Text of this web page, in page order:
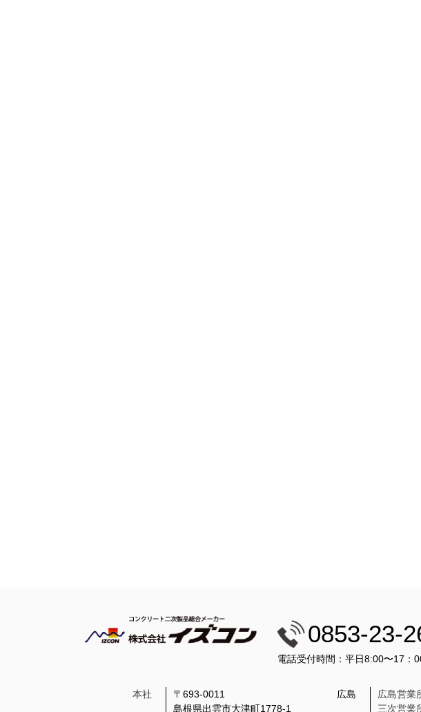
0853-23-
電話受付時間：平日8:00〜17：
本社
〒693-0011
島根県出雲市大津町1778-1
広島
広島営業
三次営業